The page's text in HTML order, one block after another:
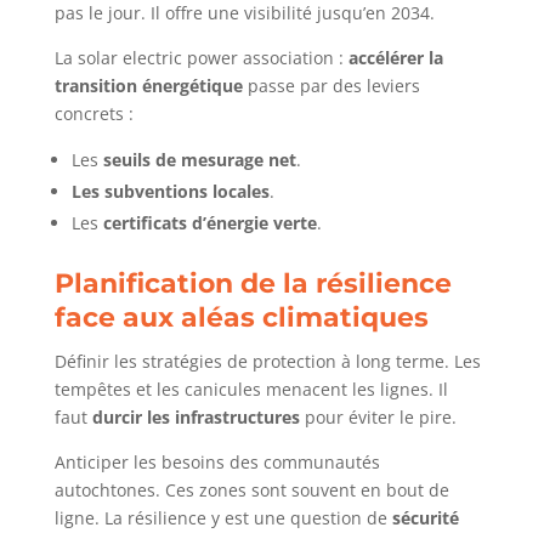
pas le jour. Il offre une visibilité jusqu’en 2034.
La solar electric power association : accélérer la
transition énergétiquepasse par des leviers
concrets :
Les seuils de mesurage net.
Les subventions locales.
Les certificats d’énergie verte.
Planification de la résilience
face aux aléas climatiques
Définir les stratégies de protection à long terme. Les
tempêtes et les canicules menacent les lignes. Il
faut durcir les infrastructurespour éviter le pire.
Anticiper les besoins des communautés
autochtones. Ces zones sont souvent en bout de
ligne. La résilience y est une question de sécurité